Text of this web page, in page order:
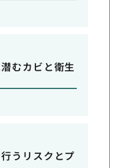
むカビと衛生
うリスクとプ